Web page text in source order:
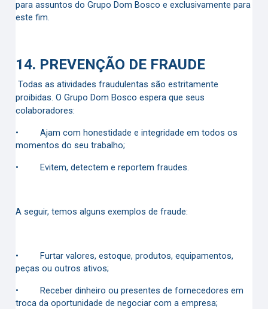
para assuntos do Grupo Dom Bosco e exclusivamente para
este fim.
14. PREVENÇÃO DE FRAUDE
Todas as atividades fraudulentas são estritamente
proibidas. O Grupo Dom Bosco espera que seus
colaboradores:
•Ajam com honestidade e integridade em todos os
momentos do seu trabalho;
•Evitem, detectem e reportem fraudes.
A seguir, temos alguns exemplos de fraude:
•Furtar valores, estoque, produtos, equipamentos,
peças ou outros ativos;
•Receber dinheiro ou presentes de fornecedores em
troca da oportunidade de negociar com a empresa;